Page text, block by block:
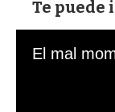
Te puede